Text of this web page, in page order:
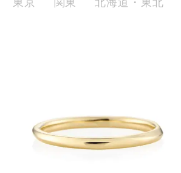
在庫ありのみ